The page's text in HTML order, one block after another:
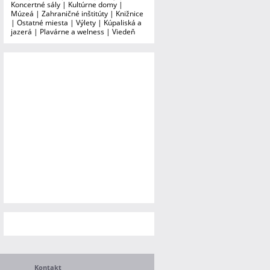
Koncertné sály | Kultúrne domy |
Múzeá | Zahraničné inštitúty | Knižnice
| Ostatné miesta | Výlety | Kúpaliská a
jazerá | Plavárne a welness | Viedeň
Kontakt